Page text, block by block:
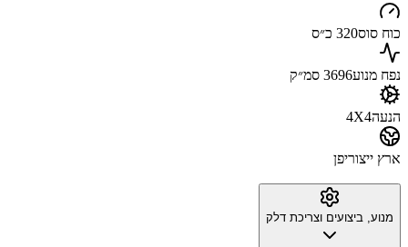
כוח סוס320 כ״ס
נפח מנוע3696 סמ״ק
הנעה4X4
ארץ ייצוריפן
מנוע, ביצועים וצריכת דלק